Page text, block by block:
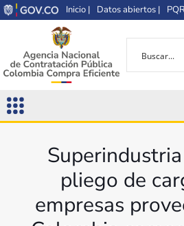
Inicio | Datos abiertos |
pliego de
empresas